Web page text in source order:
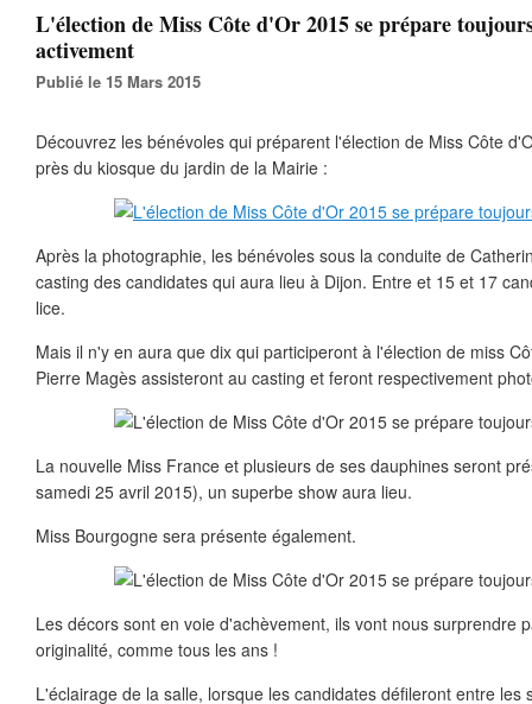
L'élection de Miss Côte d'Or 2015 se prépare
activement
Publié le 15 Mars 2015
Découvrez les bénévoles qui préparent l'élection de Miss Côte
près du kiosque du jardin de la Mairie :
Après la photographie, les bénévoles sous la conduite de
casting des candidates qui aura lieu à Dijon. Entre et 15 et 17
lice.
Mais il n'y en aura que dix qui participeront à l'élection de miss
Pierre Magès assisteront au casting et feront respectivement
La nouvelle Miss France et plusieurs de ses dauphines seront
samedi 25 avril 2015), un superbe show aura lieu.
Miss Bourgogne sera présente également.
Les décors sont en voie d'achèvement, ils vont nous surprendre
originalité, comme tous les ans !
L'éclairage de la salle, lorsque les candidates défileront entre les